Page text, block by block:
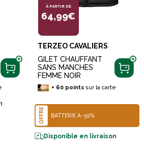
À PARTIR DE
64,99€
TERZEO CAVALIERS
GILET CHAUFFANT
SANS MANCHES
FEMME NOIR
+ 60pointssur la carte
OFFRE BATTERIE À -50%
Disponible en livraison